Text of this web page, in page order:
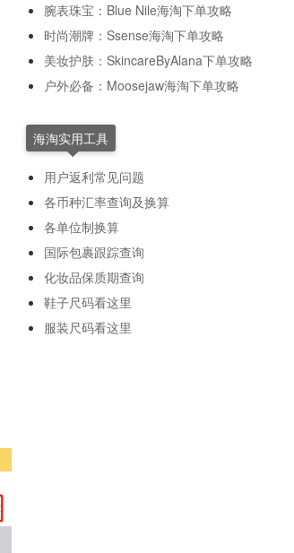
腕表珠宝：Blue Nile海淘下单攻略
时尚潮牌：Ssense海淘下单攻略
美妆护肤：SkincareByAlana下单攻略
户外必备：Moosejaw海淘下单攻略
海淘实用工具
用户返利常见问题
各币种汇率查询及换算
各单位制换算
国际包裹跟踪查询
化妆品保质期查询
鞋子尺码看这里
服装尺码看这里